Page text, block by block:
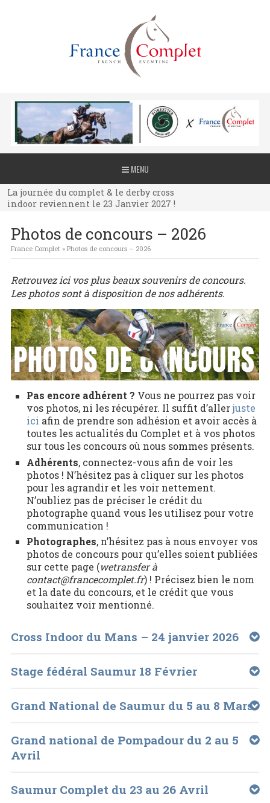
MENU
La journée du complet & le derby cross
indoor reviennent le 23 Janvier 2027 !
La journée du complet & le derby cross
indoor reviennent le 23 Janvier 2027 !
indoor reviennent le 23 Janvier 2027 !
Photos de concours – 2026
France Complet» Photos de concours – 2026
Retrouvez ici vos plus beaux souvenirs de concours.
Les photos sont à disposition de nos adhérents.
Pas encore adhérent ? Vous ne pourrez pas voir
vos photos, ni les récupérer. Il suffit d’allerjuste
ici afin de prendre son adhésion et avoir accès à
toutes les actualités du Complet et à vos photos
sur tous les concours où nous sommes présents.
Adhérents, connectez-vous afin de voir les
photos ! N’hésitez pas à cliquer sur les photos
pour les agrandir et les voir nettement.
N’oubliez pas de préciser le crédit du
photographe quand vous les utilisez pour votre
communication !
Photographes, n’hésitez pas à nous envoyer vos
photos de concours pour qu’elles soient publiées
sur cette page (wetransfer à
contact@francecomplet.fr) ! Précisez bien le nom
et la date du concours, et le crédit que vous
souhaitez voir mentionné.
Cross Indoor du Mans – 24 janvier 2026
Stage fédéral Saumur 18 Février
Grand National de Saumur du 5 au 8 Mars
Grand national de Pompadour du 2 au 5
Avril
Saumur Complet du 23 au 26 Avril